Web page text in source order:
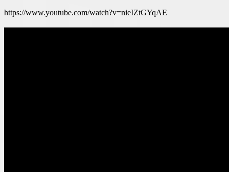
https://www.youtube.com/watch?v=nieIZtGYqAE